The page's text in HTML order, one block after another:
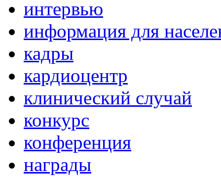
интервью
информация для
кадры
кардиоцентр
клинический случай
конкурс
конференция
награды